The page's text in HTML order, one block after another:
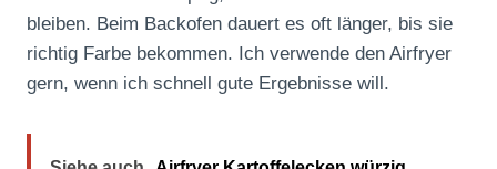
bleiben. Beim Backofen dauert es oft länger, bis sie
richtig Farbe bekommen. Ich verwende den Airfryer
gern, wenn ich schnell gute Ergebnisse will.